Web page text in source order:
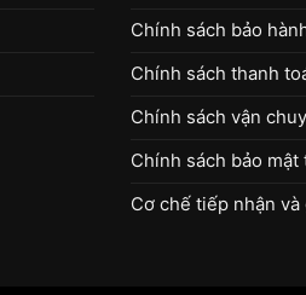
Chính sách bảo
Chính sách thanh
Chính sách vận
Chính sách bảo mật
Cơ chế tiếp nhận